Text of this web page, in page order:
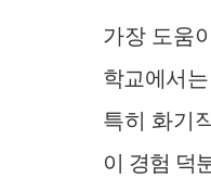
가장 도움
학교에서
특히 화기
이 경험 덕